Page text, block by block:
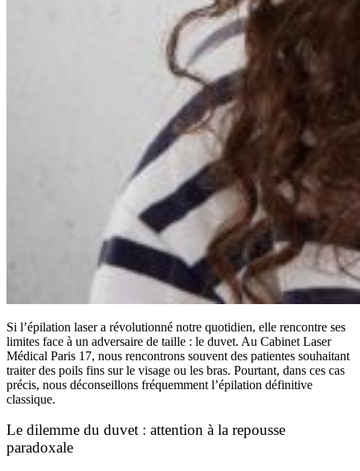
Si l’épilation laser a révolutionné notre quotidien, elle rencontre ses
limites face à un adversaire de taille : le duvet. Au Cabinet Laser
Médical Paris 17, nous rencontrons souvent des patientes souhaitant
traiter des poils fins sur le visage ou les bras. Pourtant, dans ces cas
précis, nous déconseillons fréquemment l’épilation définitive
classique.
Le dilemme du duvet : attention à la repousse
paradoxale